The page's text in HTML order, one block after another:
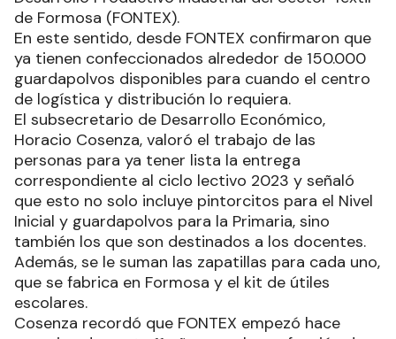
de Formosa (FONTEX).
En este sentido, desde FONTEX confirmaron que
ya tienen confeccionados alrededor de 150.000
guardapolvos disponibles para cuando el centro
de logística y distribución lo requiera.
El subsecretario de Desarrollo Económico,
Horacio Cosenza, valoró el trabajo de las
personas para ya tener lista la entrega
correspondiente al ciclo lectivo 2023 y señaló
que esto no solo incluye pintorcitos para el Nivel
Inicial y guardapolvos para la Primaria, sino
también los que son destinados a los docentes.
Además, se le suman las zapatillas para cada uno,
que se fabrica en Formosa y el kit de útiles
escolares.
Cosenza recordó que FONTEX empezó hace